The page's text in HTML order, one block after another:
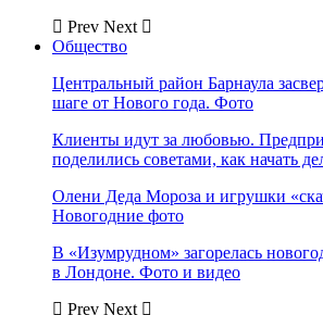
Prev Next
Общество
Центральный район Барнаула
шаге от Нового года. Фото
Клиенты идут за любовью.
поделились советами, как начать
Олени Деда Мороза и игрушки
Новогодние фото
В «Изумрудном» загорелась
в Лондоне. Фото и видео
Prev Next